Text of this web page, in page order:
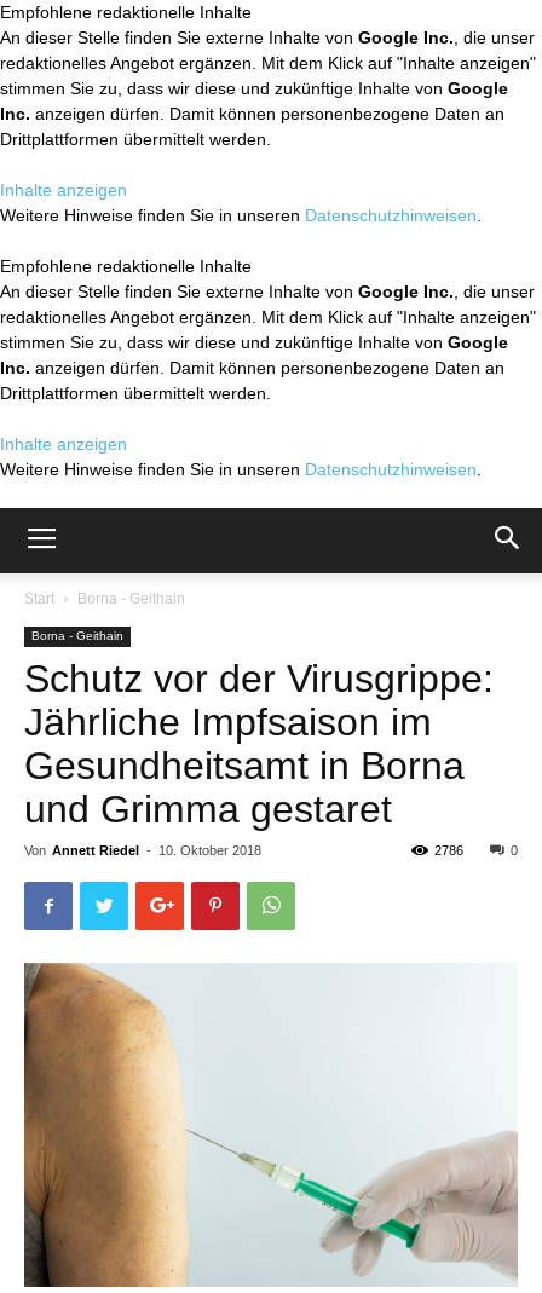
Empfohlene redaktionelle Inhalte
An dieser Stelle finden Sie externe Inhalte von Google Inc. , die unser
redaktionelles Angebot ergänzen. Mit dem Klick auf "Inhalte anzeigen"
stimmen Sie zu, dass wir diese und zukünftige Inhalte von Google
Inc. anzeigen dürfen. Damit können personenbezogene Daten an
Drittplattformen übermittelt werden.
Inhalte anzeigen
Weitere Hinweise finden Sie in unseren Datenschutzhinweisen
Empfohlene redaktionelle Inhalte
An dieser Stelle finden Sie externe Inhalte von Google Inc. , die unser
redaktionelles Angebot ergänzen. Mit dem Klick auf "Inhalte anzeigen"
stimmen Sie zu, dass wir diese und zukünftige Inhalte von Google
Inc. anzeigen dürfen. Damit können personenbezogene Daten an
Drittplattformen übermittelt werden.
Inhalte anzeigen
Weitere Hinweise finden Sie in unseren Datenschutzhinweisen
Start Borna - Geithain
Borna - Geithain
Schutz vor der Virusgrippe:
Jährliche Impfsaison im
Gesundheitsamt in Borna
und Grimma gestaret
Von Annett Riedel - 10. Oktober 2018 0
2786